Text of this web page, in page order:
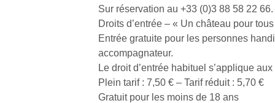
Sur réservation au +33 (0)3 88 58 22 66.
Droits d’entrée – « Un château pour
Entrée gratuite pour les personnes
accompagnateur.
Le droit d’entrée habituel s’applique
Plein tarif : 7,50 € – Tarif réduit : 5,70 €
Gratuit pour les moins de 18 ans